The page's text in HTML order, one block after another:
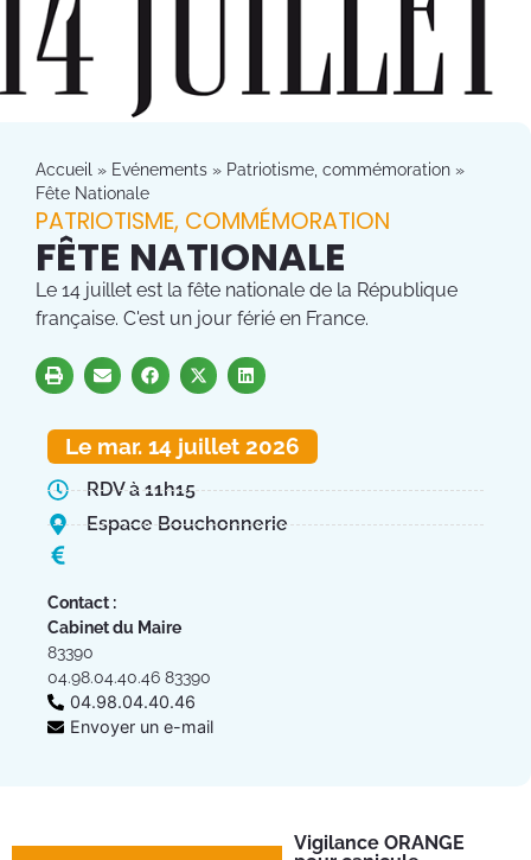
Accueil » Evénements » Patriotisme, commémoration »
Fête Nationale
PATRIOTISME, COMMÉMORATION
FÊTE NATIONALE
Le 14 juillet est la fête nationale de la République
française. C'est un jour férié en France.
Le mar. 14 juillet 2026
RDV à 11h15
Espace Bouchonnerie
Contact :
Cabinet du Maire
83390
04.98.04.40.46 83390
04.98.04.40.46
Envoyer un e-mail
Vigilance ORANGE